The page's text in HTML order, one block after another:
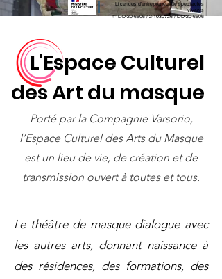
Licences d'entrepreneur de spectacles
vivants
n°L-D-20-6606 /2-1030726/ L-D-20-6606
L'Espace Culturel
des Art du masque
Porté par la Compagnie Varsorio,
l’Espace Culturel des Arts du Masque
est un lieu de vie, de création et de
transmission ouvert à toutes et tous.
Le théâtre de masque dialogue avec
les autres arts, donnant naissance à
des résidences, des formations, des